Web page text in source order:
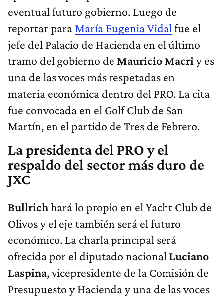
eventual futuro gobierno. Luego de
reportar para María Eugenia Vidal fue el
jefe del Palacio de Hacienda en el último
tramo del gobierno de Mauricio Macri y es
una de las voces más respetadas en
materia económica dentro del PRO. La cita
fue convocada en el Golf Club de San
Martín, en el partido de Tres de Febrero.
La presidenta del PRO y el
respaldo del sector más duro de
JXC
Bullrichhará lo propio en el Yacht Club de
Olivos y el eje también será el futuro
económico. La charla principal será
ofrecida por el diputado nacional Luciano
Laspina, vicepresidente de la Comisión de
Presupuesto y Hacienda y una de las voces